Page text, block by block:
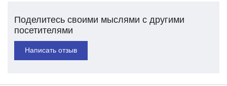
Поделитесь своими мыслями с другими
посетителями
Написать отзыв